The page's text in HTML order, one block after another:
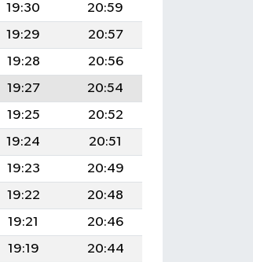
19:30
20:59
19:29
20:57
19:28
20:56
19:27
20:54
19:25
20:52
19:24
20:51
19:23
20:49
19:22
20:48
19:21
20:46
19:19
20:44